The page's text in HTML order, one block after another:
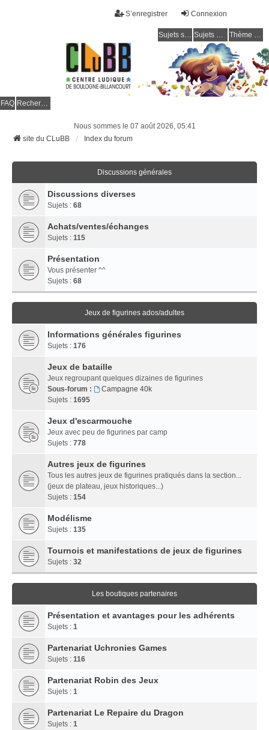
Connexion
S’enregistrer
Sujets sans réponse Sujets actifs Thème clair / foncé
FAQ Rechercher
Nous sommes le 07 août 2026, 05:41
site du CLuBB
Index du forum
Discussions générales
Discussions diverses
Sujets : 68
Achats/ventes/échanges
Sujets : 115
Présentation
Vous présenter ^^
Sujets : 68
Jeux de figurines ados/adultes
Informations générales figurines
Sujets : 176
Jeux de bataille
Jeux regroupant quelques dizaines de figurines
Sous-forum :
Campagne 40k
Sujets : 1695
Jeux d'escarmouche
Jeux avec peu de figurines par camp
Sujets : 778
Autres jeux de figurines
Tous les autres jeux de figurines pratiqués dans la section...
(jeux de plateau, jeux historiques...)
Sujets : 154
Modélisme
Sujets : 135
Tournois et manifestations de jeux de figurines
Sujets : 32
Les boutiques partenaires
Présentation et avantages pour les adhérents
Sujets : 1
Partenariat Uchronies Games
Sujets : 116
Partenariat Robin des Jeux
Sujets : 1
Partenariat Le Repaire du Dragon
Sujets : 1